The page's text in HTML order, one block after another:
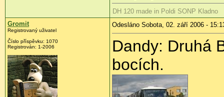
DH 120 made in Poldi SONP Kladno
Gromit
Registrovaný uživatel
Číslo příspěvku: 1070
Registrován: 1-2006
Odesláno Sobota, 02. září 2006 -
Dandy: Druhá
bocích.